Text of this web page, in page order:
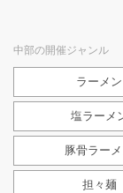
中部の開催ジャンル
ラーメン
塩ラーメ
豚骨ラー
担々麺